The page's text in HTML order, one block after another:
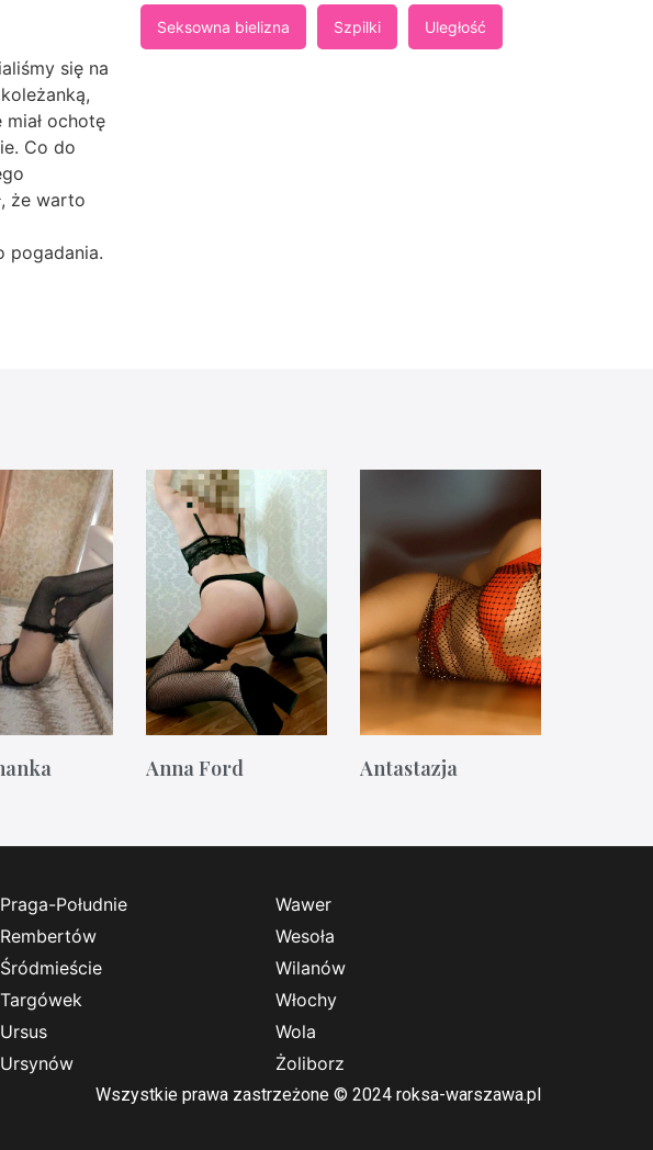
się na
ochotę
Co do
że warto
pogadania.
Seksowna bielizna Szpilki Uległość
Anna Ford Antastazja
Praga-Południe
Rembertów
Śródmieście
Targówek
Ursus
Ursynów
Wawer
Wesoła
Wilanów
Włochy
Wola
Żoliborz
Wszystkie prawa zastrzeżone © 2024 roksa-warszawa.pl